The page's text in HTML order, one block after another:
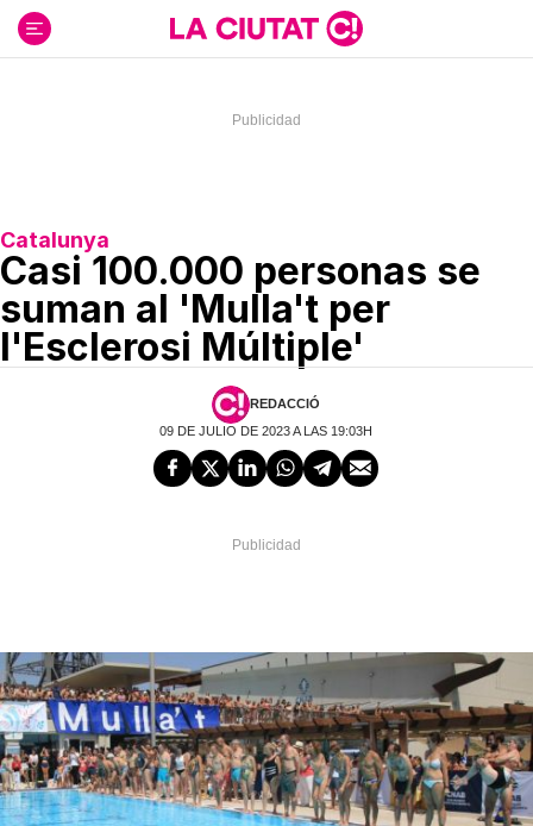
contenido
Catalunya
Casi 100.000 personas se
suman al 'Mulla't per
l'Esclerosi Múltiple'
REDACCIÓ
09 DE JULIO DE 2023 A LAS 19:03H